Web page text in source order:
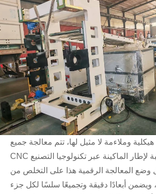
وملاءمة لا مثيل لها، تتم معالجة جميع
ألواح الحديد الصلبة لإطار الماكينة عبر تكنولوجيا التصنيع CNC
وضع المعالجة الرقمية هذا على التخلص من
ويضمن أبعادًا دقيقة وتجميعًا سلسًا لكل جزء